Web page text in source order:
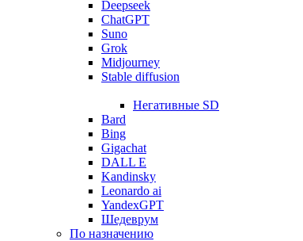
Deepseek
ChatGPT
Suno
Grok
Midjourney
Stable diffusion
Негативные SD
Bard
Bing
Gigachat
DALL E
Kandinsky
Leonardo ai
YandexGPT
Шедеврум
По назначению